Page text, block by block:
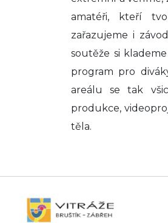
amatéři, kteří
zařazujeme i
soutěže si
program pro
areálu se tak
produkce,
těla.